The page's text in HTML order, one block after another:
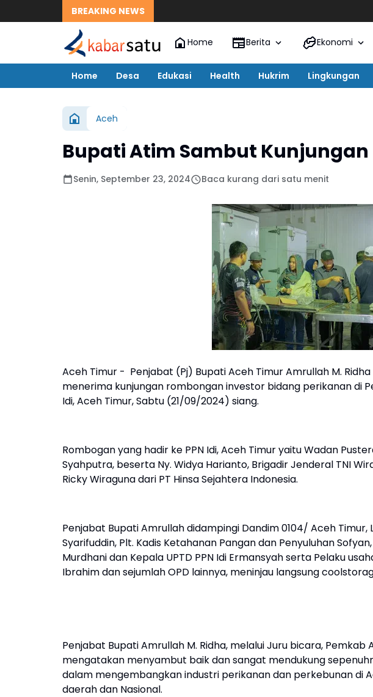
BREAKING NEWS
Home Berita Ekonomi
Home Desa Edukasi Health Hukrim Lingkungan
Aceh
Bupati Atim Sambut
Senin, September 23, 2024 Baca kurang dari satu menit
Aceh Timur - Penjabat (Pj) Bupati Aceh Timur Amrullah M.
menerima kunjungan rombongan investor bidang perikanan di
Idi, Aceh Timur, Sabtu (21/09/2024) siang.
Rombogan yang hadir ke PPN Idi, Aceh Timur yaitu Wadan
Syahputra, beserta Ny. Widya Harianto, Brigadir Jenderal TNI
Ricky Wiraguna dari PT Hinsa Sejahtera Indonesia.
Penjabat Bupati Amrullah didampingi Dandim 0104/ Aceh Timur,
Syarifuddin, Plt. Kadis Ketahanan Pangan dan Penyuluhan
Murdhani dan Kepala UPTD PPN Idi Ermansyah serta Pelaku
Ibrahim dan sejumlah OPD lainnya, meninjau langsung
Penjabat Bupati Amrullah M. Ridha, melalui Juru bicara, Pemkab
mengatakan menyambut baik dan sangat mendukung
dalam mengembangkan industri perikanan dan perkebunan di
daerah dan Nasional.